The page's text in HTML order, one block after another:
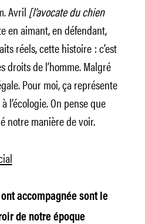
Avril [l’avocate du chien
en aimant, en défendant,
réels, cette histoire : c’est
droits de l’homme. Malgré
Pour moi, ça représente
l’écologie. On pense que
notre manière de voir.
accompagnée sont le
de notre époque